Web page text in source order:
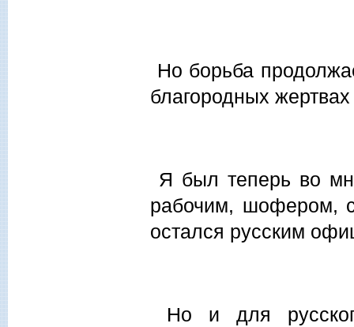
Но борьба
благородных
Я был теперь во
рабочим, шофером,
остался русским
Но и для